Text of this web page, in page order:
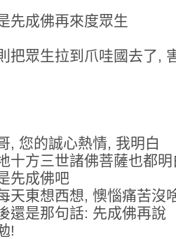
先成佛再來度眾生
把眾生拉到爪哇國去了,
, 您的誠心熱情, 我明白
十方三世諸佛菩薩也都明
先成佛吧
天東想西想, 懊惱痛苦沒
還是那句話: 先成佛再說
!